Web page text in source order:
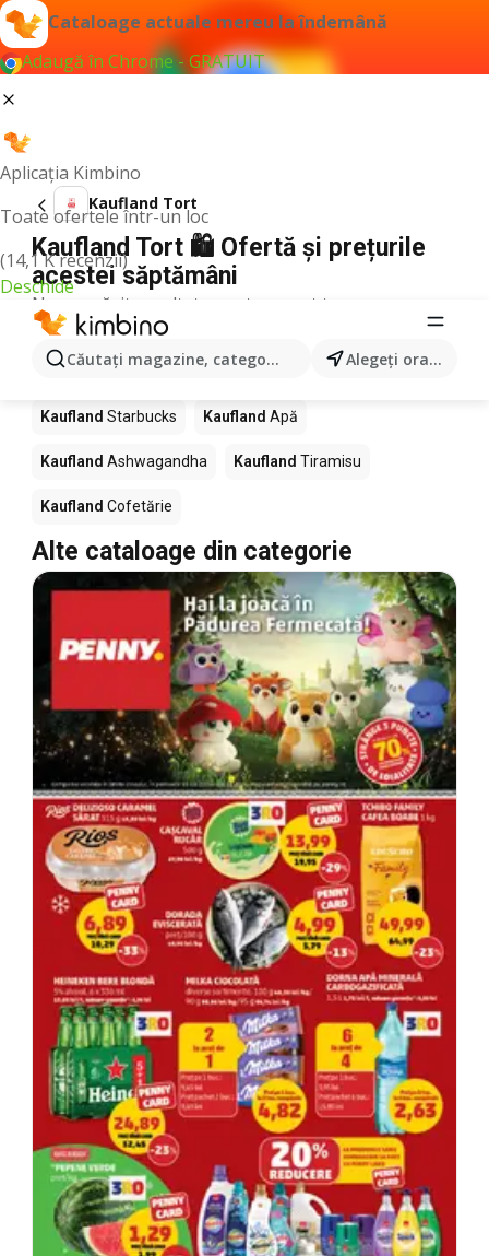
Cataloage actuale mereu la îndemână
Adaugă în Chrome - GRATUIT
Aplicația Kimbino
Toate ofertele într-un loc
(14,1 K recenzii)
Deschide
Căutaţi magazine, categorii, produse... Alegeţi oraşul
Kaufland Tort
Kaufland Tort 🛍️ Ofertă și prețurile
acestei săptămâni
Nu am găsit rezultate pentru acest termen.
Alte produse în magazine Kaufland
Kaufland Pizza Kaufland Mango KauflandLEGO
Kaufland Starbucks Kaufland Apă
Kaufland Ashwagandha Kaufland Tiramisu
Kaufland Cofetărie
Alte cataloage din categorie